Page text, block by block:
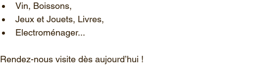
Vin, Boissons,
Jeux et Jouets, Livres,
Electroménager...
Rendez-nous visite dès aujourd’hui !